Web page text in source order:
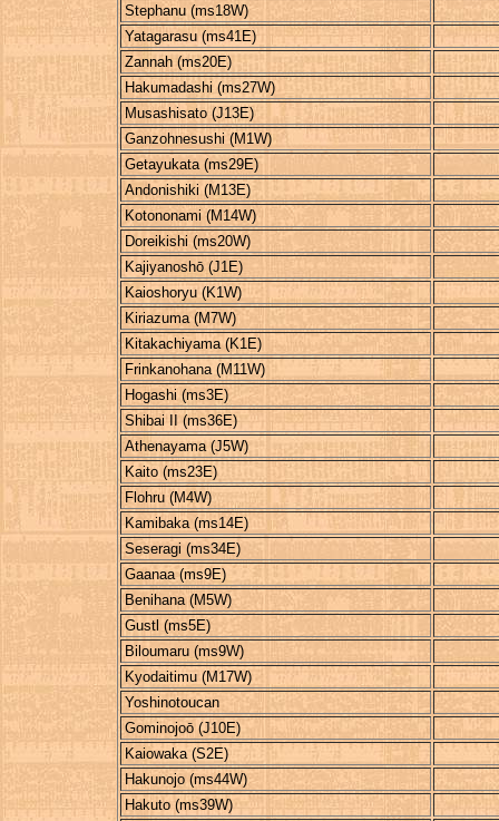
Stephanu (ms18W)
Yatagarasu (ms41E)
Zannah (ms20E)
Hakumadashi (ms27W)
Musashisato (J13E)
Ganzohnesushi (M1W)
Getayukata (ms29E)
Andonishiki (M13E)
Kotononami (M14W)
Doreikishi (ms20W)
Kajiyanoshō (J1E)
Kaioshoryu (K1W)
Kiriazuma (M7W)
Kitakachiyama (K1E)
Frinkanohana (M11W)
Hogashi (ms3E)
Shibai II (ms36E)
Athenayama (J5W)
Kaito (ms23E)
Flohru (M4W)
Kamibaka (ms14E)
Seseragi (ms34E)
Gaanaa (ms9E)
Benihana (M5W)
Gustl (ms5E)
Biloumaru (ms9W)
Kyodaitimu (M17W)
Yoshinotoucan
Gominojoō (J10E)
Kaiowaka (S2E)
Hakunojo (ms44W)
Hakuto (ms39W)